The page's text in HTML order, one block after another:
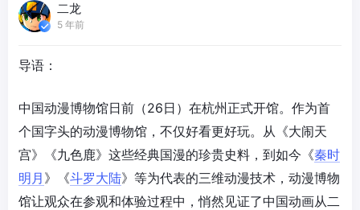
二龙
5 年前
导语：
中国动漫博物馆日前（26日）在杭州正式开馆。作为首
个国字头的动漫博物馆，不仅好看更好玩。从《大闹天
宫》《九色鹿》这些经典国漫的珍贵史料，到如今《秦时
明月 》《斗罗大陆》等为代表的三维动漫技术，动漫博物
馆让观众在参观和体验过程中，悄然见证了中国动画从二